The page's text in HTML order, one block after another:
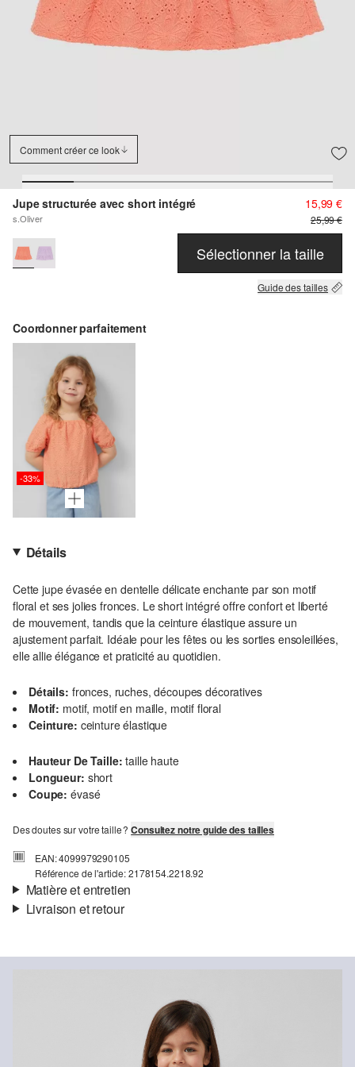
Comment créer ce look
Jupe structurée avec short intégré
s.Oliver
15,99 €
25,99 €
Sélectionner la taille
Guide des tailles
Coordonner parfaitement
-33%
Détails
Cette jupe évasée en dentelle délicate enchante par son motif
floral et ses jolies fronces. Le short intégré offre confort et liberté
de mouvement, tandis que la ceinture élastique assure un
ajustement parfait. Idéale pour les fêtes ou les sorties ensoleillées,
elle allie élégance et praticité au quotidien.
Détails: fronces, ruches, découpes décoratives
Motif: motif, motif en maille, motif floral
Ceinture: ceinture élastique
Hauteur De Taille: taille haute
Longueur: short
Coupe: évasé
Des doutes sur votre taille ?Consultez notre guide des tailles
EAN: 4099979290105
Référence de l'article: 2178154.2218.92
Matière et entretien
Matière: polyester mélangé
Livraison et retour